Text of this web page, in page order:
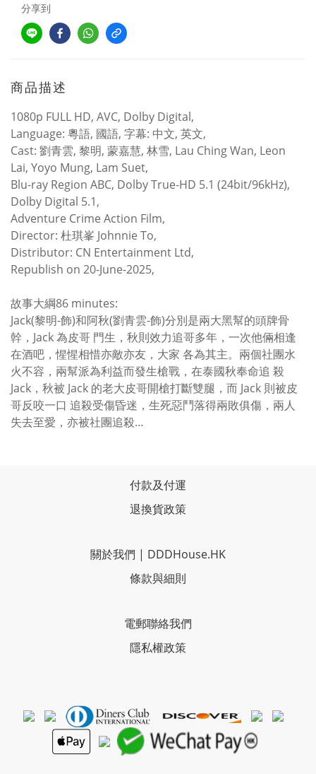
分享到
商品描述
1080p FULL HD, AVC, Dolby Digital,
Language: 粵語, 國語, 字幕: 中文, 英文,
Cast: 劉青雲, 黎明, 蒙嘉慧, 林雪, Lau Ching Wan, Leon
Lai, Yoyo Mung, Lam Suet,
Blu-ray Region ABC, Dolby True-HD 5.1 (24bit/96kHz),
Dolby Digital 5.1,
Adventure Crime Action Film,
Director: 杜琪峯 Johnnie To,
Distributor: CN Entertainment Ltd,
Republish on 20-June-2025,
故事大綱86 minutes:
Jack(黎明-飾)和阿秋(劉青雲-飾)分別是兩大黑幫的頭牌骨
幹，Jack 為皮哥 門生，秋則效力追哥多年，一次他倆相逢
在酒吧，惺惺相惜亦敵亦友，大家 各為其主。兩個社團水
火不容，兩幫派為利益而發生槍戰，在泰國秋奉命追 殺
Jack，秋被 Jack 的老大皮哥開槍打斷雙腿，而 Jack 則被皮
哥反咬一口 追殺受傷昏迷，生死惡鬥落得兩敗俱傷，兩人
失去至愛，亦被社團追殺…
付款及付運
退換貨政策
關於我們 | DDDHouse.HK
條款與細則
電郵聯絡我們
隱私權政策